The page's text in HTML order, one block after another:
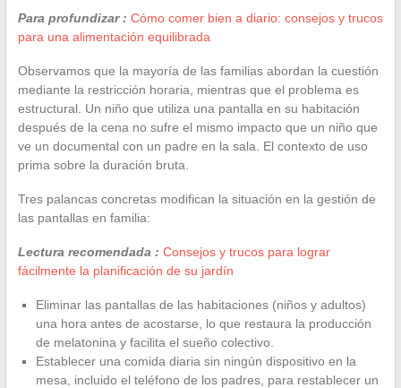
Para profundizar : Cómo comer bien a diario: consejos y trucos
para una alimentación equilibrada
Observamos que la mayoría de las familias abordan la cuestión
mediante la restricción horaria, mientras que el problema es
estructural. Un niño que utiliza una pantalla en su habitación
después de la cena no sufre el mismo impacto que un niño que
ve un documental con un padre en la sala. El contexto de uso
prima sobre la duración bruta.
Tres palancas concretas modifican la situación en la gestión de
las pantallas en familia:
Lectura recomendada : Consejos y trucos para lograr
fácilmente la planificación de su jardín
Eliminar las pantallas de las habitaciones (niños y adultos)
una hora antes de acostarse, lo que restaura la producción
de melatonina y facilita el sueño colectivo.
Establecer una comida diaria sin ningún dispositivo en la
mesa, incluido el teléfono de los padres, para restablecer un